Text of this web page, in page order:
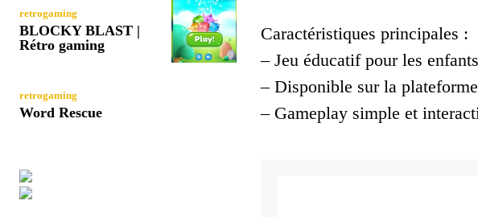
retrogaming
BLOCKY BLAST |
Rétro gaming
retrogaming
Word Rescue
Caractéristiques principales :
– Jeu éducatif pour les
– Disponible sur la
– Gameplay simple et